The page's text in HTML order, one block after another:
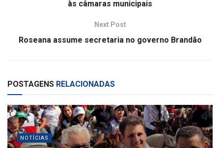
às câmaras municipais
Next Post
Roseana assume secretaria no governo Brandão
POSTAGENS RELACIONADAS
NOTÍCIAS